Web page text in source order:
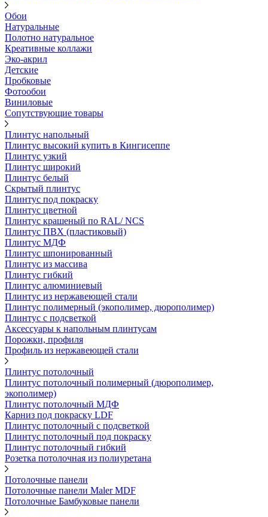
Обои
Натуральные
Полотно натуральное
Креативные коллажи
Эко-акрил
Детские
Пробковые
Фотообои
Виниловые
Сопутствующие товары
Плинтус напольный
Плинтус высокий купить в Кингисеппе
Плинтус узкий
Плинтус широкий
Плинтус белый
Скрытый плинтус
Плинтус под покраску
Плинтус цветной
Плинтус крашеный по RAL/ NCS
Плинтус ПВХ (пластиковый)
Плинтус МДФ
Плинтус шпонированный
Плинтус из массива
Плинтус гибкий
Плинтус алюминиевый
Плинтус из нержавеющей стали
Плинтус полимерный (экополимер, дюрополимер)
Плинтус с подсветкой
Аксессуары к напольным плинтусам
Порожки, профиля
Профиль из нержавеющей стали
Плинтус потолочный
Плинтус потолочный полимерный (дюрополимер,
экополимер)
Плинтус потолочный МДФ
Карниз под покраску LDF
Плинтус потолочный с подсветкой
Плинтус потолочный под покраску
Плинтус потолочный гибкий
Розетка потолочная из полиуретана
Потолочные панели
Потолочные панели Maler MDF
Потолочные Бамбуковые панели